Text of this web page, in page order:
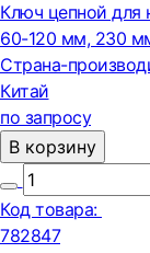
Ключ цепной для
60-120 мм, 230
Страна-
Китай
по запросу
В корзину
Код товара:
782847